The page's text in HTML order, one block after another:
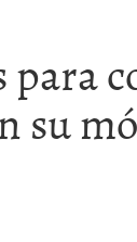
¿cuál elegir?
en
5, 2026
en
para
su